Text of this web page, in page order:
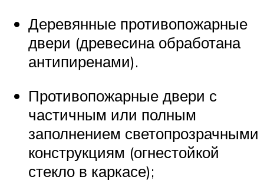
Деревянные противопожарные
двери (древесина обработана
антипиренами).
Противопожарные двери с
частичным или полным
заполнением светопрозрачными
конструкциям (огнестойкой
стекло в каркасе);